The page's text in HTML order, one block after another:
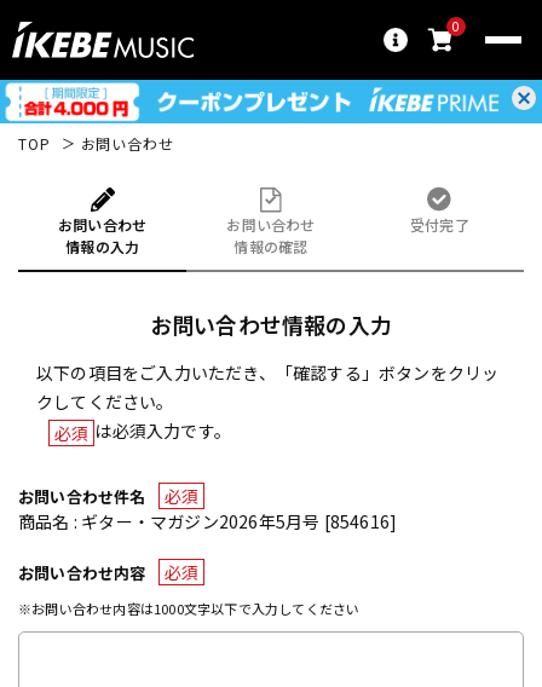
0
TOP お問い合わせ
お問い合わせ
情報の入力
お問い合わせ
情報の確認
受付完了
お問い合わせ情報の入力
以下の項目をご入力いただき、「確認する」ボタンをクリッ
クしてください。
必須 は必須入力です。
お問い合わせ件名
必須
商品名 : ギター・マガジン2026年5月号 [854616]
お問い合わせ内容 必須
※お問い合わせ内容は1000文字以下で入力してください